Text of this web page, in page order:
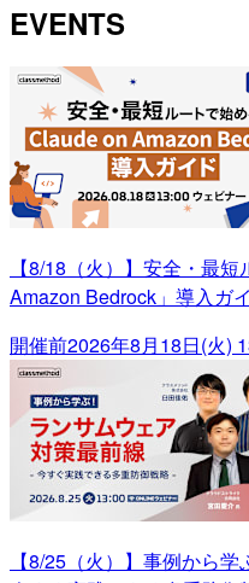
EVENTS
【8/18（火）】安全・最
Amazon Bedrock」導入ガ
開催前2026年8月18日(火)
【8/25（火）】事例から